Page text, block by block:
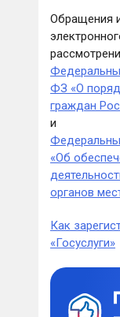
Обращения
ФЗ «О
граждан
и
«Об
органов
Как
«Госуслуги»